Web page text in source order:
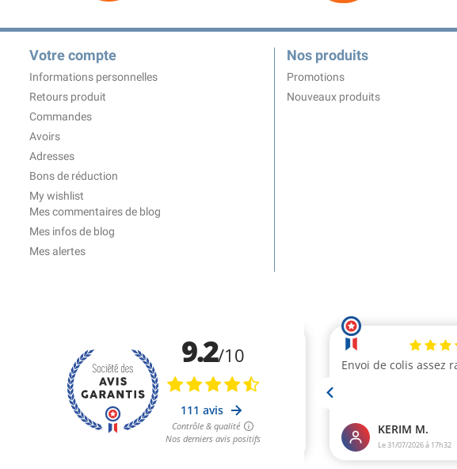
Votre compte
Informations personnelles
Retours produit
Commandes
Avoirs
Adresses
Bons de réduction
My wishlist
Mes commentaires de blog
Mes infos de blog
Mes alertes
Nos produits
Promotions
Nouveaux produits